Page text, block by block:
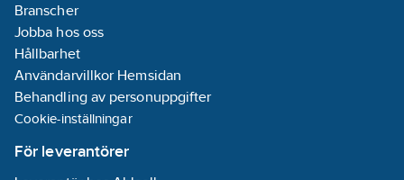
Branscher
Jobba hos oss
Hållbarhet
Användarvillkor Hemsidan
Behandling av personuppgifter
Cookie-inställningar
För leverantörer